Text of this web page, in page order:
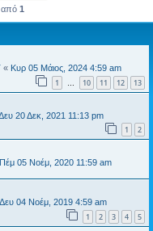
από 1
« Κυρ 05 Μάιος, 2024 4:59 am
1 … 10 11 12 13
20 Δεκ, 2021 11:13 pm
1 2
Πέμ 05 Νοέμ, 2020 11:59 am
Δευ 04 Νοέμ, 2019 4:59 am
1 2 3 4 5